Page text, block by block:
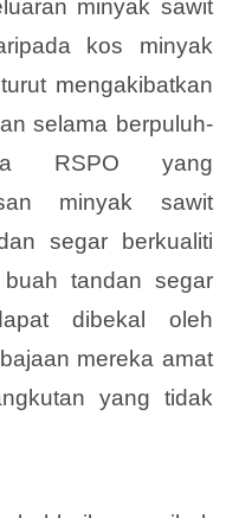
minyak sawit
kos minyak
mengakibatkan
selama berpuluh-
RSPO yang
minyak sawit
segar berkualiti
tandan segar
dibekal oleh
mereka amat
yang tidak